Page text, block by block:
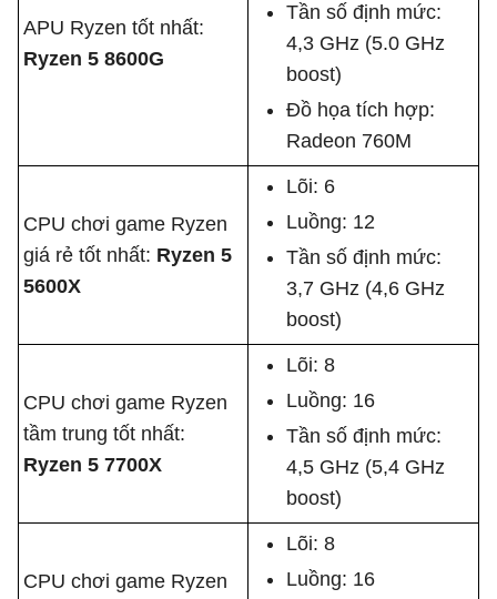
APU Ryzen tốt nhất:
Ryzen 5 8600G
Tần số định mức:
4,3 GHz (5.0 GHz
boost)
Đồ họa tích hợp:
Radeon 760M
CPU chơi game Ryzen
giá rẻ tốt nhất: Ryzen 5
5600X
Lõi: 6
Luồng: 12
Tần số định mức:
3,7 GHz (4,6 GHz
boost)
CPU chơi game Ryzen
tầm trung tốt nhất:
Ryzen 5 7700X
Lõi: 8
Luồng: 16
Tần số định mức:
4,5 GHz (5,4 GHz
boost)
CPU chơi game Ryzen
Lõi: 8
Luồng: 16